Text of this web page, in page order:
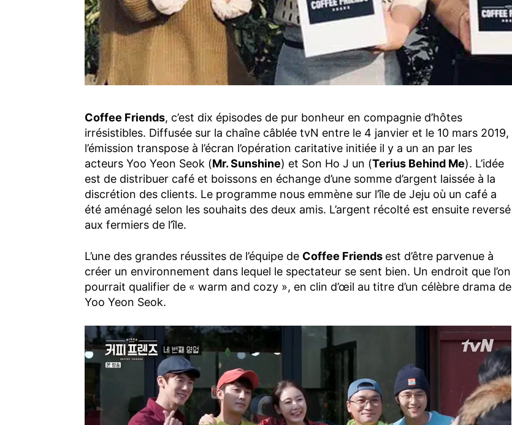
Coffee Friends, c’est dix épisodes de pur bonheur en compagnie d’hôtes
irrésistibles. Diffusée sur la chaîne câblée tvN entre le 4 janvier et le 10 mars 2019,
l’émission transpose à l’écran l’opération caritative initiée il y a un an par les
acteurs Yoo Yeon Seok (Mr. Sunshine) et Son Ho J un (Terius Behind Me). L’idée
est de distribuer café et boissons en échange d’une somme d’argent laissée à la
discrétion des clients. Le programme nous emmène sur l’île de Jeju où un café a
été aménagé selon les souhaits des deux amis. L’argent récolté est ensuite reversé
aux fermiers de l’île.
L’une des grandes réussites de l’équipe de Coffee Friends est d’être parvenue à
créer un environnement dans lequel le spectateur se sent bien. Un endroit que l’on
pourrait qualifier de « warm and cozy », en clin d’œil au titre d’un célèbre drama de
Yoo Yeon Seok.